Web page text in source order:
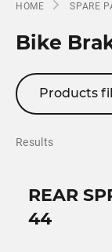
HOME SPARE
Bike
Products
Results
REAR
44